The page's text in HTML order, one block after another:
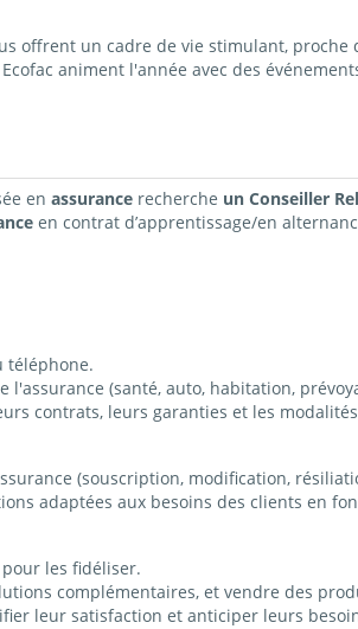
offrent un cadre de vie stimulant,
animent l'année avec des
en assurance recherche un Conseiller
en contrat d’apprentissage/en
téléphone.
(santé, auto, habitation,
contrats, leurs garanties et les
(souscription, modification,
adaptées aux besoins des clients en
les fidéliser.
complémentaires, et vendre des
leur satisfaction et anticiper leurs